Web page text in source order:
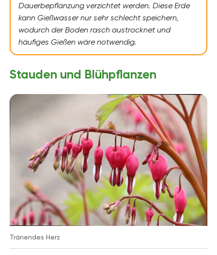
Dauerbepflanzung verzichtet werden. Diese Erde
kann Gießwasser nur sehr schlecht speichern,
wodurch der Boden rasch austrocknet und
häufiges Gießen wäre notwendig.
Stauden und Blühpflanzen
Tränendes Herz